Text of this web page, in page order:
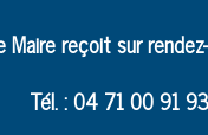
Maire reçoit sur
Tél. : 04 71 00 91 93